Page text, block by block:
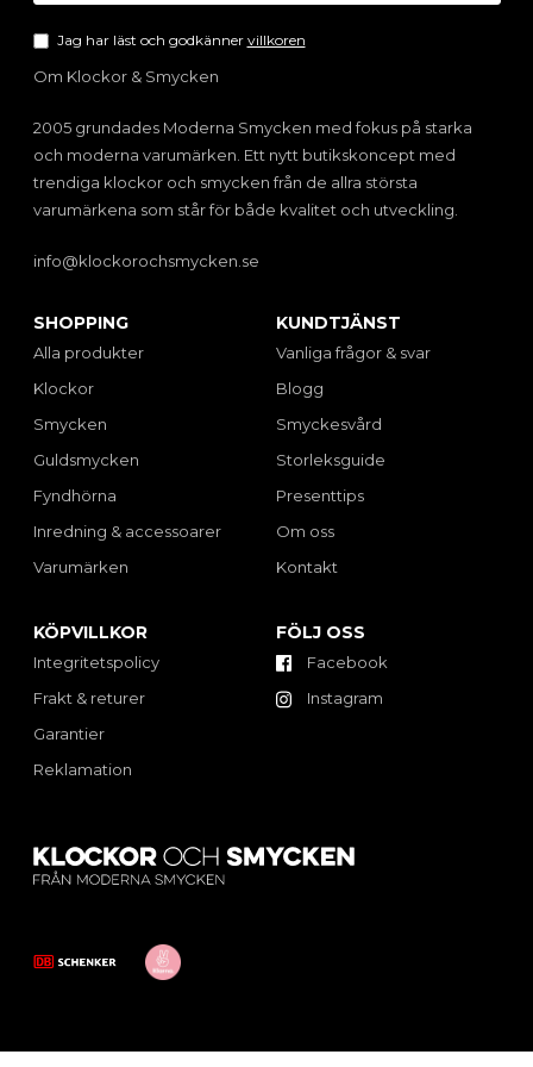
Jag har läst och godkänner villkoren
Om Klockor & Smycken
2005 grundades Moderna Smycken med fokus på starka
och moderna varumärken. Ett nytt butikskoncept med
trendiga klockor och smycken från de allra största
varumärkena som står för både kvalitet och utveckling.
info@klockorochsmycken.se
SHOPPING
Alla produkter
Klockor
Smycken
Guldsmycken
Fyndhörna
Inredning & accessoarer
Varumärken
KUNDTJÄNST
Vanliga frågor & svar
Blogg
Smyckesvård
Storleksguide
Presenttips
Om oss
Kontakt
KÖPVILLKOR
Integritetspolicy
Frakt & returer
Garantier
Reklamation
FÖLJ OSS
Facebook
Instagram